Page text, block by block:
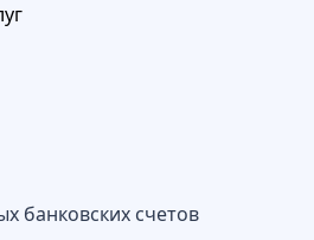
банковских счетов